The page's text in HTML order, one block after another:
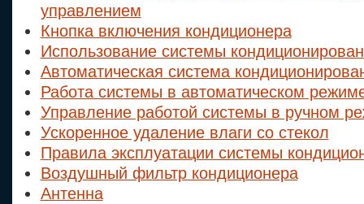
управлением
Кнопка включения кондиционера
Использование системы
Автоматическая система
Работа системы в автоматическом
Управление работой системы в ручном
Ускоренное удаление влаги со стекол
Правила эксплуатации системы
Воздушный фильтр кондиционера
Антенна